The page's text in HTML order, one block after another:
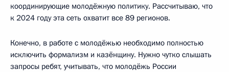
координирующие молодёжную политику. Рассчитываю, что
к 2024 году эта сеть охватит все 89 регионов.
Конечно, в работе с молодёжью необходимо полностью
исключить формализм и казёнщину. Нужно чутко слышать
запросы ребят, учитывать, что молодёжь России